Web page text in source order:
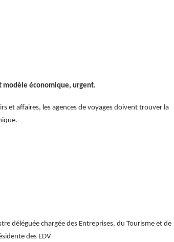
modèle économique, urgent.
et affaires, les agences de voyages doivent trouver la
déléguée chargée des Entreprises, du Tourisme et de
des EDV